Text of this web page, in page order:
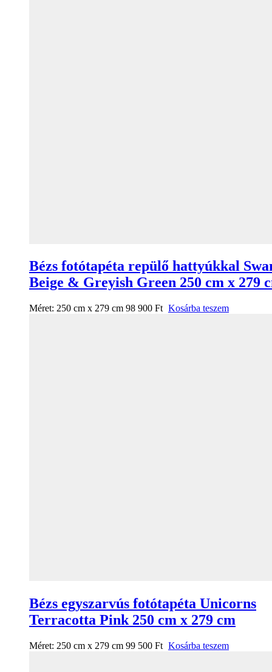
Bézs fotótapéta repülő hattyúkkal
Beige & Greyish Green 250 cm x 279
Méret: 250 cm x 279 cm 98 900 Ft Kosárba teszem
Bézs egyszarvús fotótapéta Unicorns
Terracotta Pink 250 cm x 279 cm
Méret: 250 cm x 279 cm 99 500 Ft Kosárba teszem